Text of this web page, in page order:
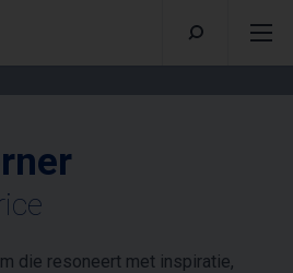
die resoneert met inspiratie,